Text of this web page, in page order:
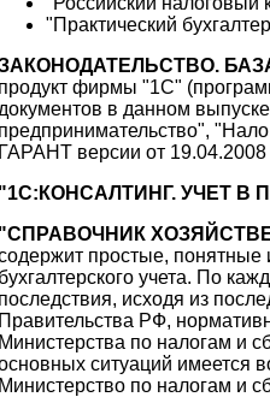
"Практический
продукт фирмы "1С"
документов в данном
предпринимательство",
ГАРАНТ версии от 19.04.2008
"1С:КОНСАЛТИНГ. УЧЕТ В
"СПРАВОЧНИК
простые, понятные
бухгалтерского учета. По
последствия, исходя из
Правительства РФ,
Министерства по налогам и
ситуаций имеется
Министерство по налогам и